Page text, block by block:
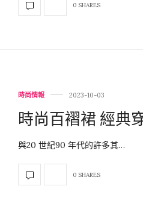
0 SHARES
時尚情報 2023-10-03
時尚百褶裙 經典
與20 世紀90 年代的許多其…
0 SHARES